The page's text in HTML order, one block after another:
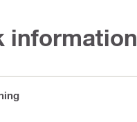
information